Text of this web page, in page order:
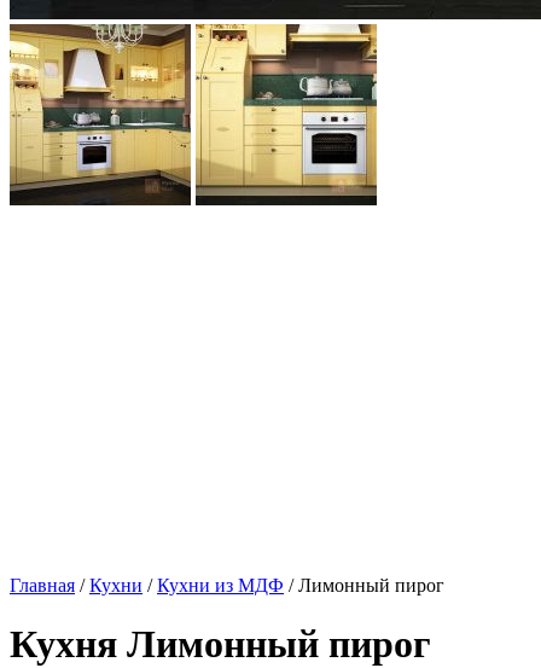
Главная /Кухни /Кухни из МДФ / Лимонный пирог
Кухня Лимонный пирог